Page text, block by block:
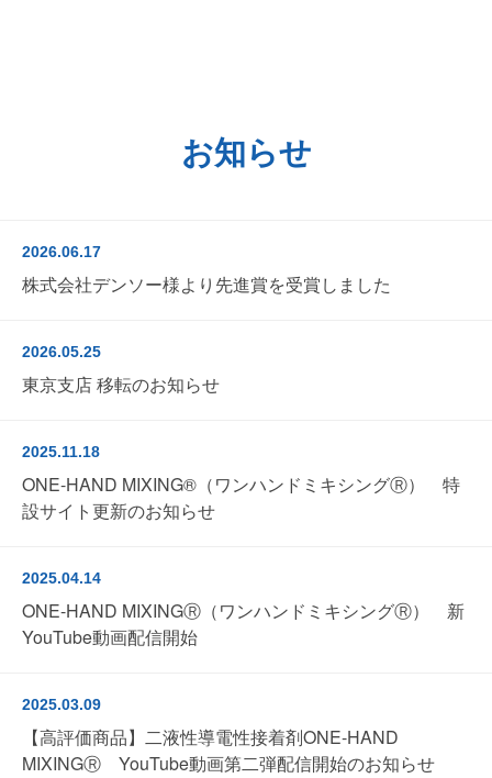
お知らせ
2026.06.17
株式会社デンソー様より先進賞を受賞しました
2026.05.25
東京支店 移転のお知らせ
2025.11.18
ONE-HAND MIXING®（ワンハンドミキシングⓇ） 特
設サイト更新のお知らせ
2025.04.14
ONE-HAND MIXINGⓇ（ワンハンドミキシングⓇ） 新
YouTube動画配信開始
2025.03.09
【高評価商品】二液性導電性接着剤ONE-HAND
MIXINGⓇ YouTube動画第二弾配信開始のお知らせ